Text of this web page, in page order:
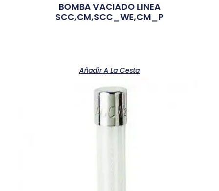
BOMBA VACIADO LINEA
SCC,CM,SCC_WE,CM_P
Añadir A La Cesta